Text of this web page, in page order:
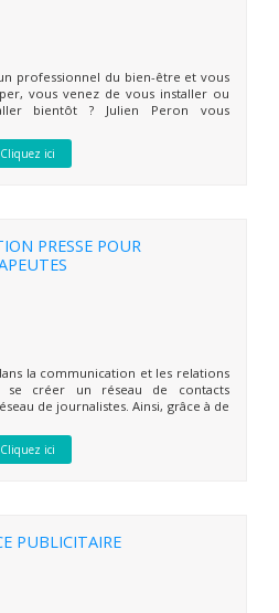
professionnel du bien-être et vous
vous venez de vous installer ou
bientôt ? Julien Peron vous
Cliquez ici
PRESSE POUR
la communication et les relations
se créer un réseau de contacts
de journalistes. Ainsi, grâce à de
Cliquez ici
PUBLICITAIRE